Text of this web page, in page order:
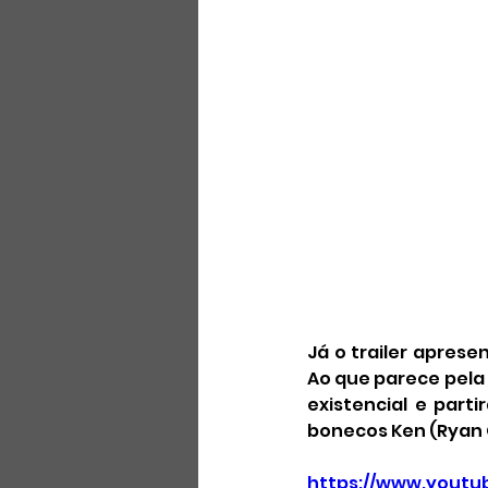
Já o trailer
Ao que parece
existencial e
bonecos Ken